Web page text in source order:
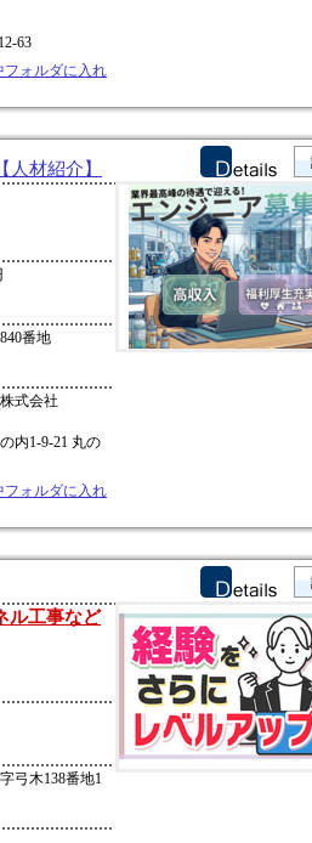
63
フォルダに入れ
材紹介】
番地
式会社
内1-9-21 丸の
フォルダに入れ
ル工事など
弓木138番地1